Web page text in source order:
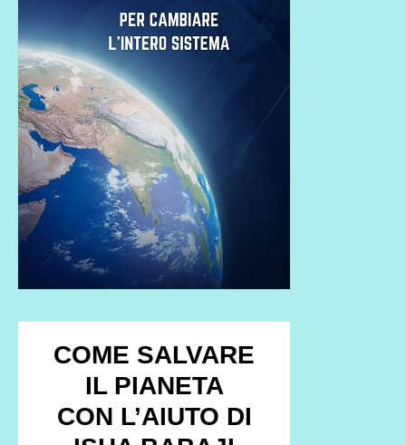
COME SALVARE
IL PIANETA
CON L’AIUTO DI